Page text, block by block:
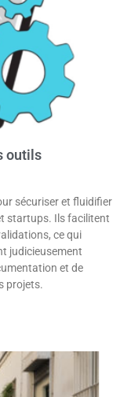
outils
sécuriser et fluidifier
startups. Ils facilitent
ce qui
judicieusement
et de
projets.